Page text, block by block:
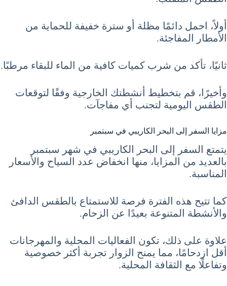
أولاً، احمل دائمًا مظلة أو سترة خفيفة للحماية من
الأمطار المفاجئة.
ثانيًا، تأكد من شرب كميات كافية من الماء للبقاء مرطبًا.
وأخيرًا، قم بتخطيط أنشطتك الخارجية وفقًا لتوقعات
الطقس اليومية لتجنب أي مفاجآت.
مزايا السفر إلى البحر الكاريبي في سبتمبر
يتمتع السفر إلى البحر الكاريبي في شهر سبتمبر
بالعديد من المزايا، منها انخفاض عدد السياح والأسعار
المناسبة.
كما تتيح هذه الفترة فرصة للاستمتاع بالطقس الدافئ
والأنشطة المتنوعة بعيدًا عن الزحام.
علاوة على ذلك، تكون الفعاليات المحلية والمهرجانات
أقل ازدحامًا، مما يمنح الزوار تجربة أكثر خصوصية
وتفاعلًا مع الثقافة المحلية.